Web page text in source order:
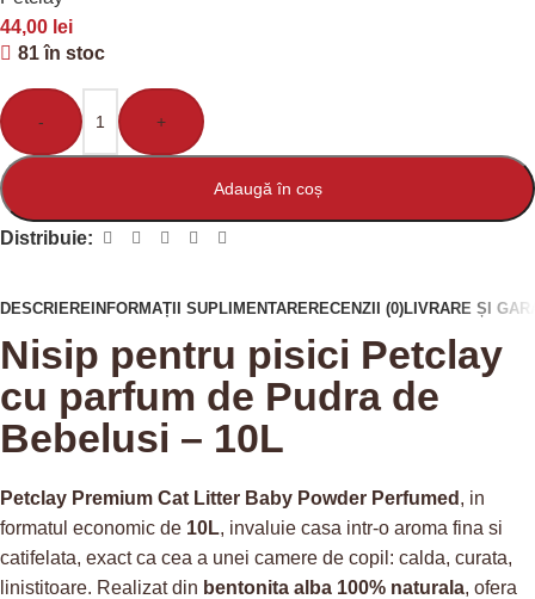
44,00 lei
81 în stoc
- +
Adaugă în coș
Distribuie:
DESCRIERE INFORMAȚII SUPLIMENTARERECENZII (0)LIVRARE ȘI
Nisip pentru pisici Petclay
cu parfum de Pudra de
Bebelusi – 10L
Petclay Premium Cat Litter Baby Powder Perfumed , in
formatul economic de 10L, invaluie casa intr-o aroma fina si
catifelata, exact ca cea a unei camere de copil: calda, curata,
linistitoare. Realizat din bentonita alba 100% naturala, ofera